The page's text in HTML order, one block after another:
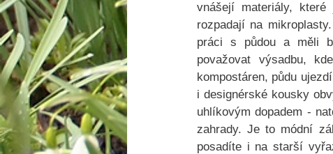
vnášejí materiály, které
rozpadají na
práci s půdou a měli
považovat výsadbu,
kompostáren, půdu
i designérské kousky
uhlíkovým dopadem -
zahrady. Je to módní
posadíte i na starší